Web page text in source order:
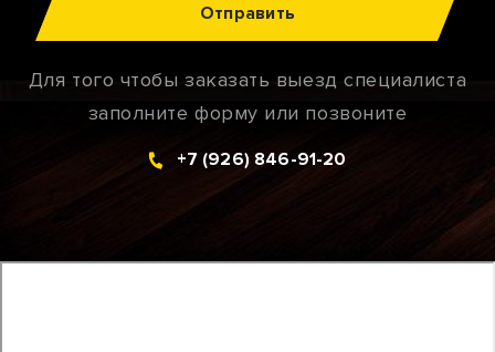
Отправить
Для того чтобы заказать выезд специалиста
заполните форму или позвоните
+7 (926) 846-91-20